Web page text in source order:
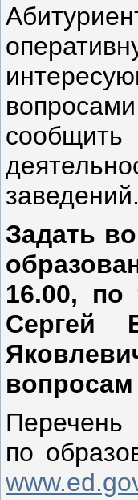
заведений.
Задать
16.00, по
Сергей
Перечень
по